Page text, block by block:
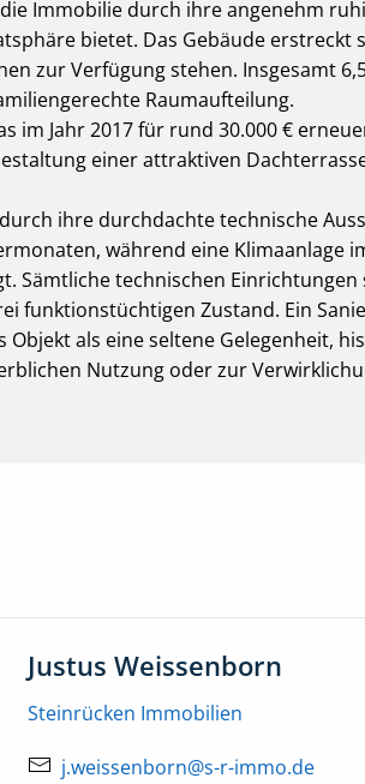
Immobilie durch ihre angenehm
bietet. Das Gebäude
zur Verfügung stehen. Insgesamt
Raumaufteilung.
im Jahr 2017 für rund 30.000 €
einer attraktiven
ihre durchdachte technische
während eine Klimaanlage
Sämtliche technischen
funktionstüchtigen Zustand. Ein
Objekt als eine seltene Gelegenheit,
Nutzung oder zur
Justus Weissenborn
Steinrücken Immobilien
j.weissenborn@s-r-immo.de